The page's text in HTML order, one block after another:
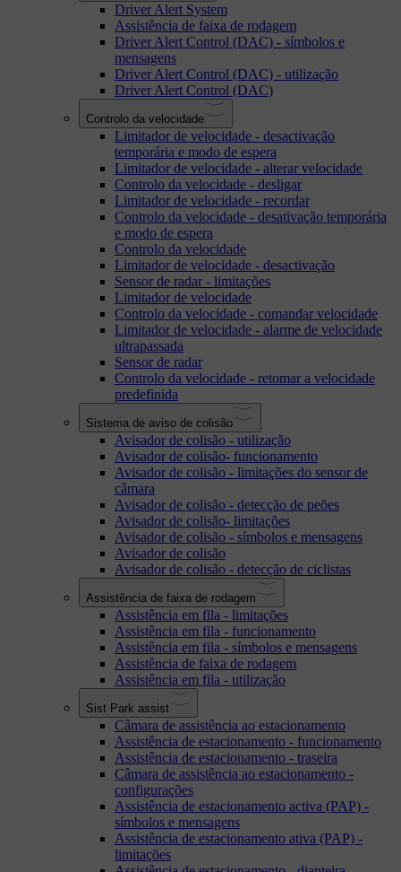
Driver Alert System
Assistência de faixa de rodagem
Driver Alert Control (DAC) - símbolos e
mensagens
Driver Alert Control (DAC) - utilização
Driver Alert Control (DAC)
Controlo da velocidade
Limitador de velocidade - desactivação
temporária e modo de espera
Limitador de velocidade - alterar velocidade
Controlo da velocidade - desligar
Limitador de velocidade - recordar
Controlo da velocidade - desativação temporária
e modo de espera
Controlo da velocidade
Limitador de velocidade - desactivação
Sensor de radar - limitações
Limitador de velocidade
Controlo da velocidade - comandar velocidade
Limitador de velocidade - alarme de velocidade
ultrapassada
Sensor de radar
Controlo da velocidade - retomar a velocidade
predefinida
Sistema de aviso de colisão
Avisador de colisão - utilização
Avisador de colisão- funcionamento
Avisador de colisão - limitações do sensor de
câmara
Avisador de colisão - detecção de peões
Avisador de colisão- limitações
Avisador de colisão - símbolos e mensagens
Avisador de colisão
Avisador de colisão - detecção de ciclistas
Assistência de faixa de rodagem
Assistência em fila - limitações
Assistência em fila - funcionamento
Assistência em fila - símbolos e mensagens
Assistência de faixa de rodagem
Assistência em fila - utilização
Sist Park assist
Câmara de assistência ao estacionamento
Assistência de estacionamento - funcionamento
Assistência de estacionamento - traseira
Câmara de assistência ao estacionamento -
configurações
Assistência de estacionamento activa (PAP) -
símbolos e mensagens
Assistência de estacionamento ativa (PAP) -
limitações